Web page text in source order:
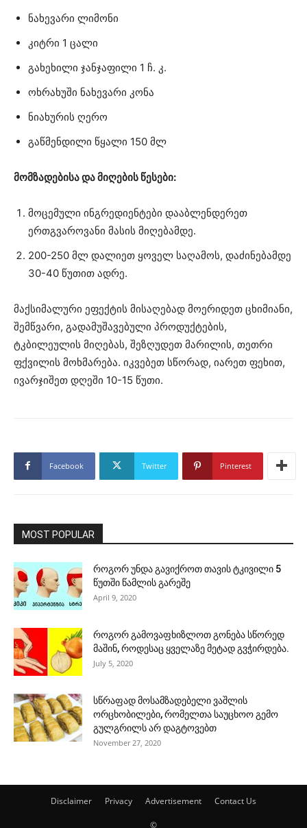
ნახევარი ლიმონი
კიტრი 1 ცალი
გახეხილი ჯანჯაფილი 1 ჩ. კ.
ოხრახუში ნახევარი კონა
ნიახურის ღერო
გაწმენდილი წყალი 150 მლ
მომზადებისა და მიღების წესები:
მოცემული ინგრედიენტები დააბლენდერეთ
ერთგვაროვანი მასის მიღებამდე.
200-250 მლ დალიეთ ყოველ საღამოს, დაძინებამდე
30-40 წუთით ადრე.
მაქსიმალური ეფექტის მისაღებად მოერიდეთ ცხიმიანი,
შემწვარი, გადამუშავებული პროდუქტების,
ტკბილეულის მიღებას, შეზღუდეთ მარილის, თეთრი
ფქვილის მოხმარება. იკვებეთ სწორად, იარეთ ფეხით,
ივარჯიშეთ დღეში 10-15 წუთი.
Facebook Twitter Pinterest
MOST POPULAR
როგორ უნდა გავიქროთ თავის ტკივილი 5
წუთში წამლის გარეშე
April 9, 2020
როგორ გამოვაფხიზლოთ გონება სწორედ
მაშინ, როდესაც ყველაზე მეტად გვჭირდება.
July 5, 2020
სწრაფად მოსამზადებელი ვაშლის
ორცხობილები, რომელთა საუცხოო გემო
გულგრილს არ დაგტოვებთ
November 27, 2020
Disclaimer Privacy Advertisement Contact Us
©